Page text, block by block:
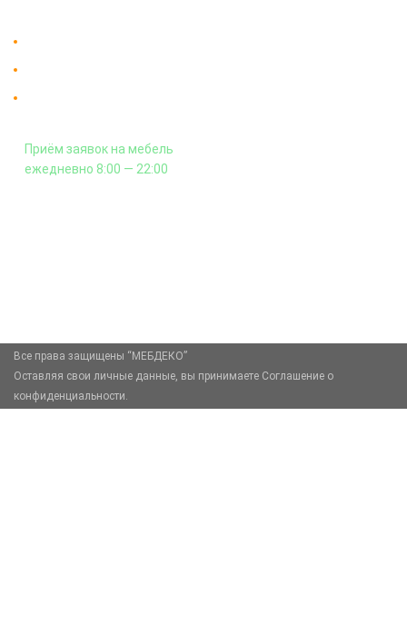
Приём заявок на мебель
ежедневно 8:00 — 22:00
Все права защищены “МЕБДЕКО”
Оставляя свои личные данные, вы принимаете Соглашение о
конфиденциальности.